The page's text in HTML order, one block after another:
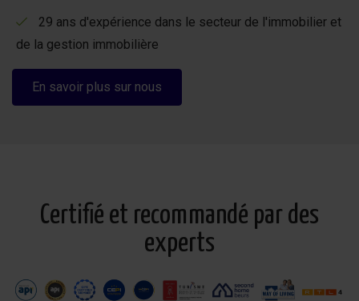
29 ans d'expérience dans le secteur de l'immobilier et
de la gestion immobilière
En savoir plus sur nous
Certifié et recommandé par des
experts